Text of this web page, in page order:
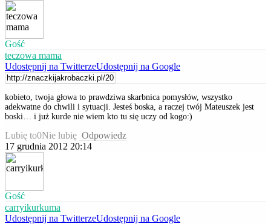
Gość
teczowa mama
Udostępnij na TwitterzeUdostępnij na Google
kobieto, twoja głowa to prawdziwa skarbnica pomysłów, wszystko
adekwatne do chwili i sytuacji. Jesteś boska, a raczej twój Mateuszek jest
boski… i już kurde nie wiem kto tu się uczy od kogo:)
Lubię to0Nie lubię Odpowiedz
17 grudnia 2012 20:14
Gość
carryikurkuma
Udostępnij na TwitterzeUdostępnij na Google